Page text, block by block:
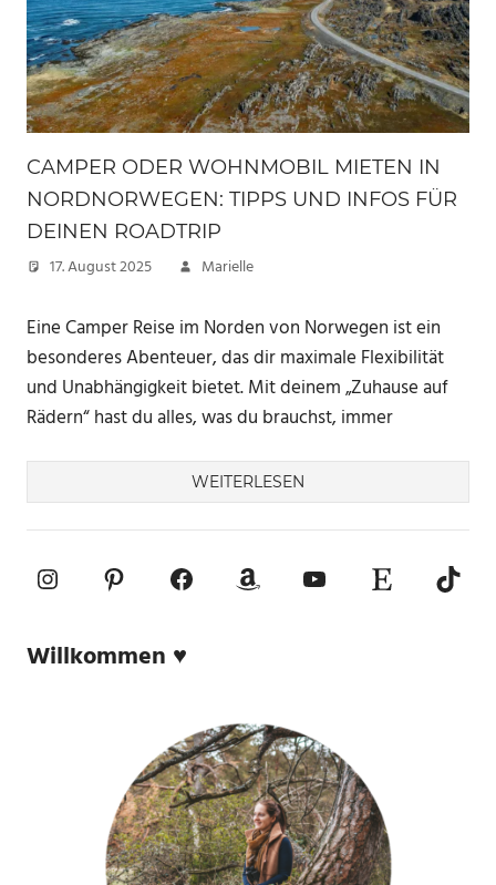
CAMPER ODER WOHNMOBIL MIETEN IN
NORDNORWEGEN: TIPPS UND INFOS FÜR
DEINEN ROADTRIP
17. August 2025 Marielle
Eine Camper Reise im Norden von Norwegen ist ein
besonderes Abenteuer, das dir maximale Flexibilität
und Unabhängigkeit bietet. Mit deinem „Zuhause auf
Rädern“ hast du alles, was du brauchst, immer
WEITERLESEN
InstagramPinterestFacebookAmazonYouTube
Etsy-Shop
Willkommen ♥